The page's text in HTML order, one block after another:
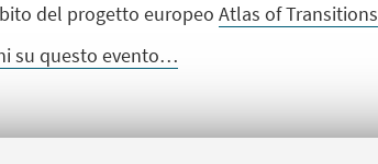
del progetto europeoAtlas of Transitions
su questo evento…